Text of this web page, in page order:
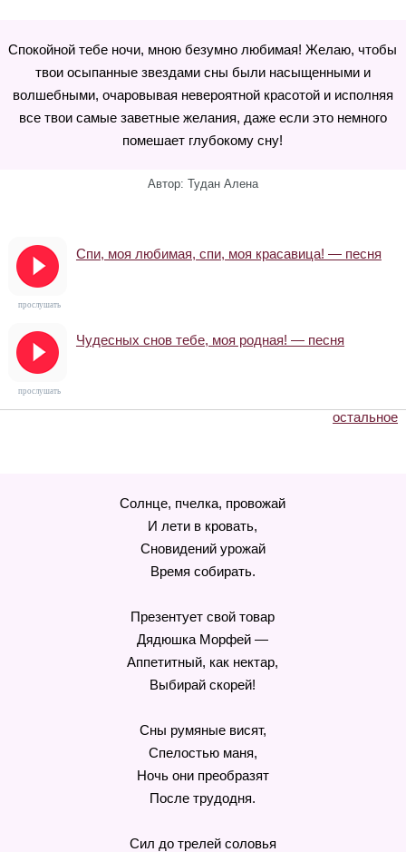
Спокойной тебе ночи, мною безумно любимая! Желаю, чтобы
твои осыпанные звездами сны были насыщенными и
волшебными, очаровывая невероятной красотой и исполняя
все твои самые заветные желания, даже если это немного
помешает глубокому сну!
Автор: Тудан Алена
Спи, моя любимая, спи, моя красавица! — песня
прослушать
Чудесных снов тебе, моя родная! — песня
прослушать
остальное
Солнце, пчелка, провожай
И лети в кровать,
Сновидений урожай
Время собирать.
Презентует свой товар
Дядюшка Морфей —
Аппетитный, как нектар,
Выбирай скорей!
Сны румяные висят,
Спелостью маня,
Ночь они преобразят
После трудодня.
Сил до трелей соловья